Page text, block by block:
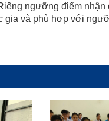
ngưỡng điểm nhận
gia và phù hợp với